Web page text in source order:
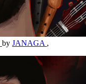
by JANAGA ,